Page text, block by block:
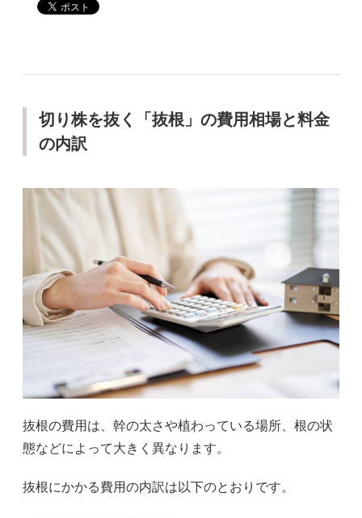
切り株を抜く「抜根」の費用相場と料金
の内訳
抜根の費用は、幹の太さや植わっている場所、根の状
態などによって大きく異なります。
抜根にかかる費用の内訳は以下のとおりです。